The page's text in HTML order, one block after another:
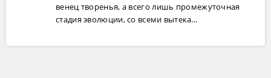
венец творенья, а всего лишь промежуточная
стадия эволюции, со всеми вытека...